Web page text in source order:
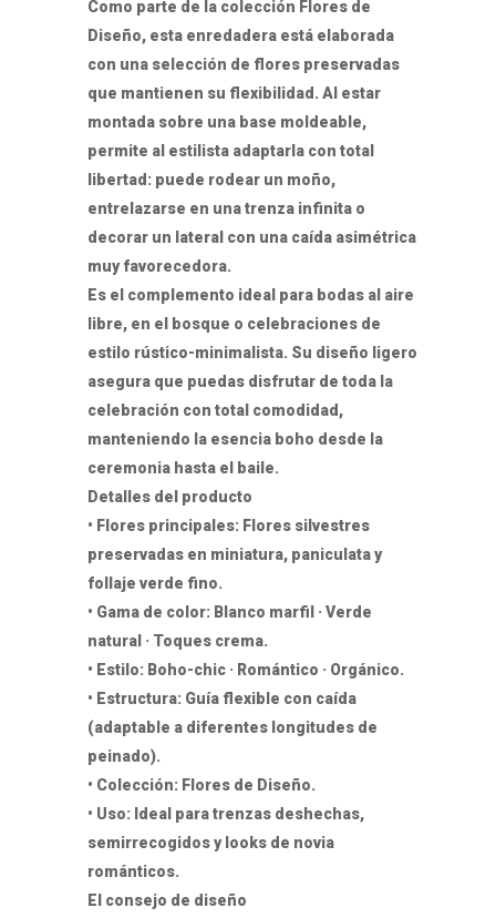
Como parte de la colección Flores de
Diseño, esta enredadera está elaborada
con una selección de flores preservadas
que mantienen su flexibilidad. Al estar
montada sobre una base moldeable,
permite al estilista adaptarla con total
libertad: puede rodear un moño,
entrelazarse en una trenza infinita o
decorar un lateral con una caída asimétrica
muy favorecedora.
Es el complemento ideal para bodas al aire
libre, en el bosque o celebraciones de
estilo rústico-minimalista. Su diseño ligero
asegura que puedas disfrutar de toda la
celebración con total comodidad,
manteniendo la esencia boho desde la
ceremonia hasta el baile.
Detalles del producto
• Flores principales: Flores silvestres
preservadas en miniatura, paniculata y
follaje verde fino.
• Gama de color: Blanco marfil · Verde
natural · Toques crema.
• Estilo: Boho-chic · Romántico · Orgánico.
• Estructura: Guía flexible con caída
(adaptable a diferentes longitudes de
peinado).
• Colección: Flores de Diseño.
• Uso: Ideal para trenzas deshechas,
semirrecogidos y looks de novia
románticos.
El consejo de diseño